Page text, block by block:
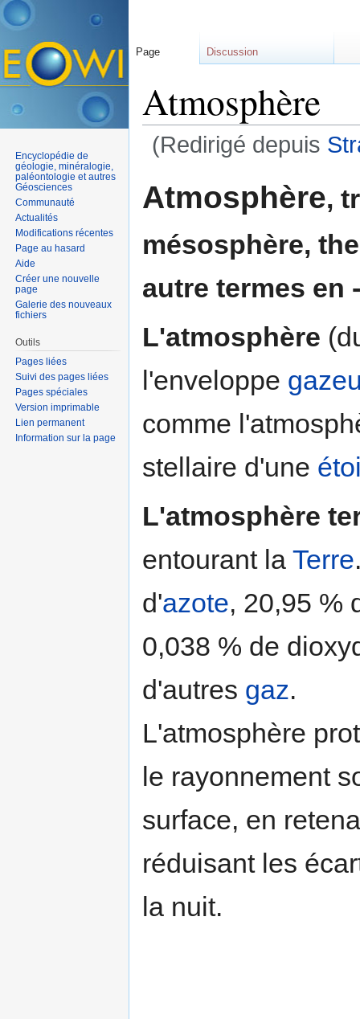
Atmosphère
(Redirigé depuis
Atmosphère,
mésosphère,
autre termes en -
L'atmosphère
l'enveloppe
comme
stellaire d'une
L'atmosphère
entourant la Terre
d'azote, 20,95 %
0,038 % de
d'autres gaz.
L'atmosphère
le rayonnement
surface, en
réduisant les
la nuit.
Page Discussion
Encyclopédie de
géologie, minéralogie,
paléontologie et autres
Géosciences
Communauté
Actualités
Modifications récentes
Page au hasard
Aide
Créer une nouvelle
page
Galerie des nouveaux
fichiers
Outils
Pages liées
Suivi des pages liées
Pages spéciales
Version imprimable
Lien permanent
Information sur la page